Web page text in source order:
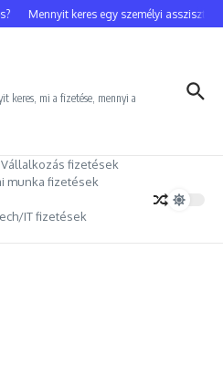
Mennyit keres egy személyi asszisztens?
keres, mi a fizetése, mennyi a
Vállalkozás fizetések
munka fizetések
IT fizetések